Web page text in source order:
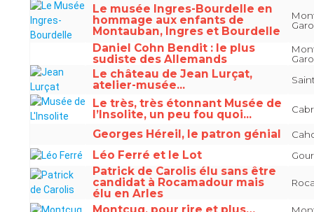
Le musée Ingres-Bourdelle en
hommage aux enfants de
Montauban, Ingres et Bourdelle
Daniel Cohn Bendit : le plus
sudiste des Allemands
Le château de Jean Lurçat,
atelier-musée...
Le très, très étonnant Musée de
l’Insolite, un peu fou quoi...
Georges Héreil, le patron génial
Léo Ferré et le Lot
Patrick de Carolis élu sans être
candidat à Rocamadour mais
élu en Arles